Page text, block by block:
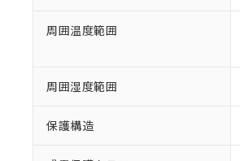
周囲温度範囲
周囲湿度範囲
保護構造